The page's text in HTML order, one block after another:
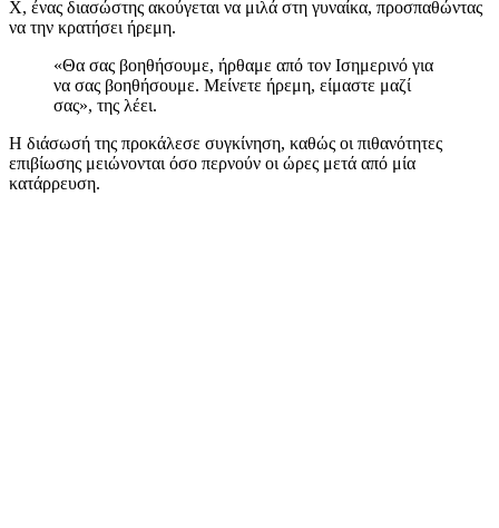
X, ένας διασώστης ακούγεται να μιλά στη γυναίκα, προσπαθώντας
να την κρατήσει ήρεμη.
«Θα σας βοηθήσουμε, ήρθαμε από τον Ισημερινό για
να σας βοηθήσουμε. Μείνετε ήρεμη, είμαστε μαζί
σας», της λέει.
Η διάσωσή της προκάλεσε συγκίνηση, καθώς οι πιθανότητες
επιβίωσης μειώνονται όσο περνούν οι ώρες μετά από μία
κατάρρευση.